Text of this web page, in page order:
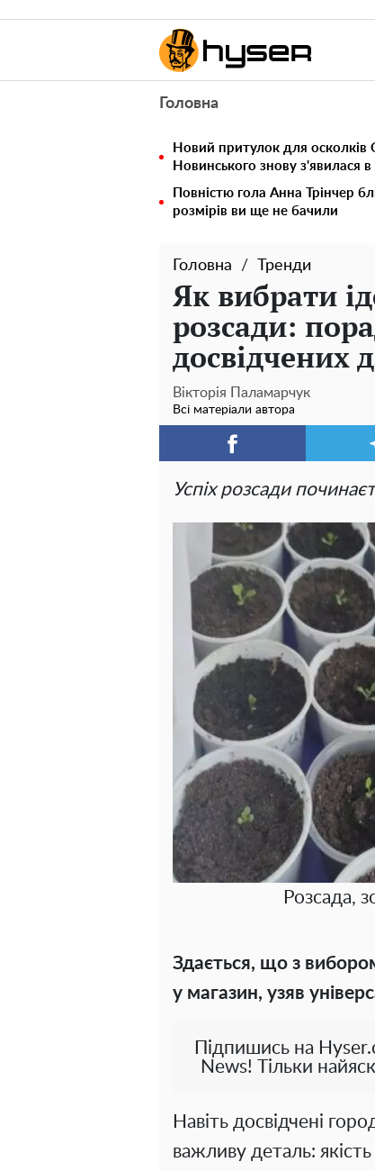
Головна
Новий притулок для
Новинського знову з'явилася
Повністю гола Анна Трінчер
розмірів ви ще не бачили
Головна Тренди
Як вибрати
розсади:
досвідчених
Вікторія Паламарчук
Всі матеріали автора
Успіх розсади
Розсада,
Здається, що з
у магазин, узяв
Підпишись на
News! Тільки
Навіть досвідчені
важливу деталь: